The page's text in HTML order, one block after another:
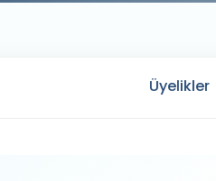
Üyelikler